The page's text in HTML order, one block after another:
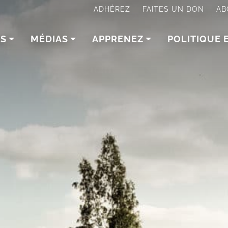
ADHÉREZ FAITES UN DON
MÉDIAS APPRENEZ POLITIQUE